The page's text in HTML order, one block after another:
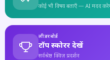
कोई भी विषय बताएँ — AI मदद
लीडरबोर्ड
टॉप स्कोरर देखें
सर्वश्रेष्ठ क्विज़ प्रदर्शन